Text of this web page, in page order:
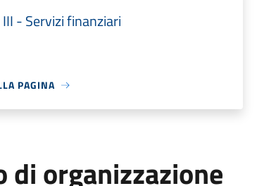
- Servizi finanziari
PAGINA
di organizzazione